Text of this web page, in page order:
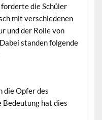
die Schüler
mit verschiedenen
und der Rolle von
standen folgende
die Opfer des
Bedeutung hat dies